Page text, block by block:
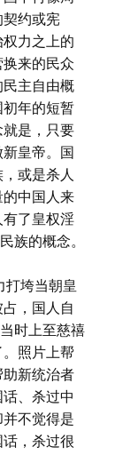
约或宪
力之上的
来的民众
主自由概
年的短暂
是，只要
皇帝。国
或是杀人
中国人来
了皇权淫
族的概念。
打垮当朝皇
，国人自
时上至慈禧
照片上帮
新统治者
、杀过中
不觉得是
，杀过很